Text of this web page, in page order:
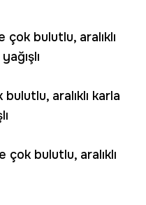
çok bulutlu, aralıklı
bulutlu, aralıklı karla
çok bulutlu, aralıklı